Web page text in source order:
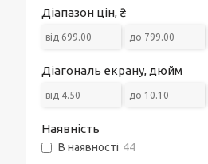
Діапазон цін, ₴
Діагональ екрану, дюйм
Наявність
В наявності 44